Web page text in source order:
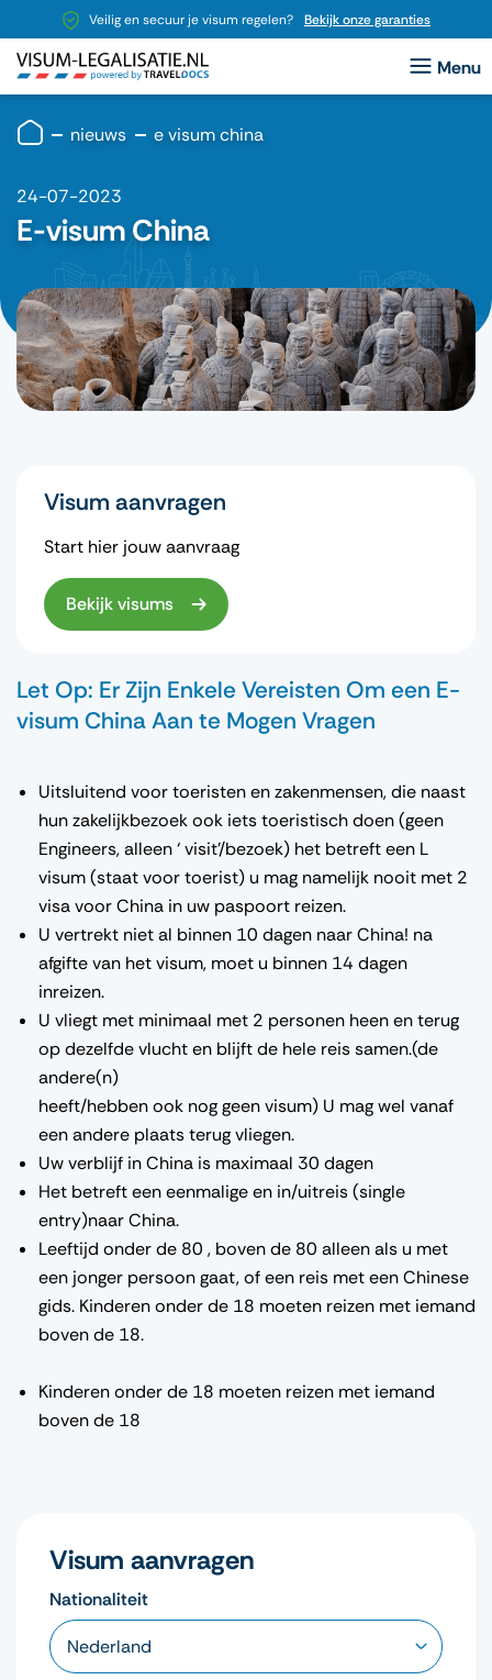
Veilig en secuur je visum regelen? Bekijk onze garanties
nieuws e visum china
24-07-2023
E-visum China
Visum aanvragen
Start hier jouw aanvraag
Bekijk visums
Let Op: Er Zijn Enkele Vereisten Om een E-
visum China Aan te Mogen Vragen
Uitsluitend voor toeristen en zakenmensen, die naast
hun zakelijkbezoek ook iets toeristisch doen (geen
Engineers, alleen ‘ visit’/bezoek) het betreft een L
visum (staat voor toerist) u mag namelijk nooit met 2
visa voor China in uw paspoort reizen.
U vertrekt niet al binnen 10 dagen naar China! na
afgifte van het visum, moet u binnen 14 dagen
inreizen.
U vliegt met minimaal met 2 personen heen en terug
op dezelfde vlucht en blijft de hele reis samen.(de
andere(n)
heeft/hebben ook nog geen visum) U mag wel vanaf
een andere plaats terug vliegen.
Uw verblijf in China is maximaal 30 dagen
Het betreft een eenmalige en in/uitreis (single
entry)naar China.
Leeftijd onder de 80 , boven de 80 alleen als u met
een jonger persoon gaat, of een reis met een Chinese
gids. Kinderen onder de 18 moeten reizen met iemand
boven de 18.
Kinderen onder de 18 moeten reizen met iemand
boven de 18
Visum aanvragen
Nationaliteit